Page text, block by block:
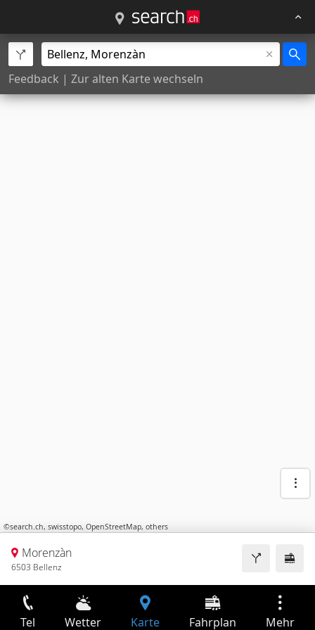
Feedback | Zur alten Karte wechseln
©search.ch, swisstopo, OpenStreetMap, others
Morenzàn
6503 Bellenz
Tel Wetter Karte Fahrplan Mehr